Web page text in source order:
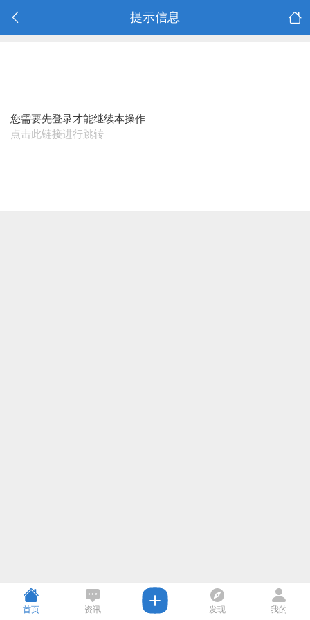
提示信息
您需要先登录才能继续本操作
点击此链接进行跳转
首页 资讯 发现 我的